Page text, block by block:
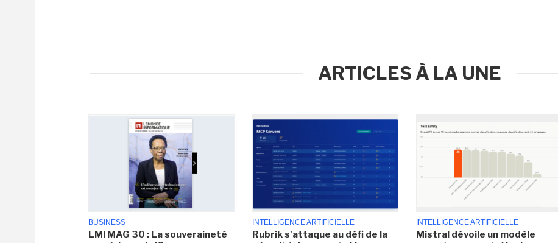
ARTICLES À LA UNE
BUSINESS
LMI MAG 30 : La souveraineté
INTELLIGENCE ARTIFICIELLE
Rubrik s'attaque au défi de la
INTELLIGENCE ARTIFICIELLE
Mistral dévoile un modèle